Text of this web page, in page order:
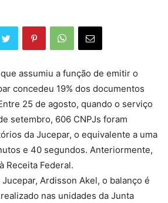
assumiu a função de emitir o
concedeu 19% dos documentos
25 de agosto, quando o serviço
setembro, 606 CNPJs foram
da Jucepar, o equivalente a uma
e 40 segundos. Anteriormente,
Receita Federal.
Ardisson Akel, o balanço é
nas unidades da Junta